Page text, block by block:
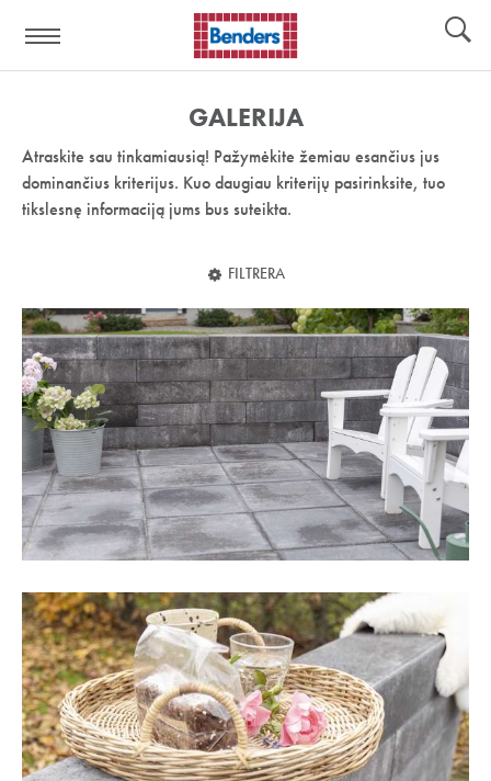
nuoroda:
GALERIJA
Atraskite sau tinkamiausią! Pažymėkite žemiau esančius jus
dominančius kriterijus. Kuo daugiau kriterijų pasirinksite, tuo
tikslesnę informaciją jums bus suteikta.
FILTRERA